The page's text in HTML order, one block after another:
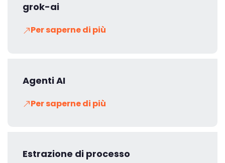
grok-ai
Per saperne di più
Agenti AI
Per saperne di più
Estrazione di processo